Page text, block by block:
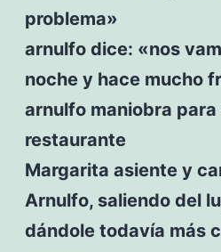
problema»
arnulfo dice: «nos
noche y hace mucho
arnulfo maniobra para
restaurante
Margarita asiente y
Arnulfo, saliendo del
dándole todavía más